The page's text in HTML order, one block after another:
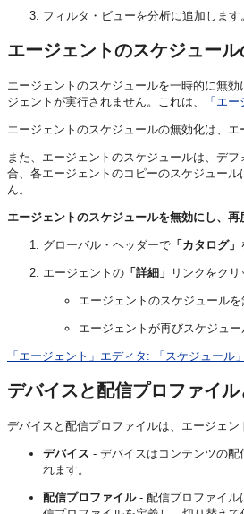
フィルタ・ビューを分析に追加します
エージェントのスケジュー
エージェントのスケジュールを一時的に無
ジェントが実行されません。これは、
「エ
エージェントのスケジュールの無効化は、
また、エージェントのスケジュールは、デ
合、各エージェントのコピーのスケジュー
ん。
エージェントのスケジュールを無効にし、再
グローバル・ヘッダーで 「カタログ」
エージェントの 「詳細」 リンクをク
エージェントのスケジュールを
エージェントが再びスケジュ
「エージェント」エディタ: 「スケジュール
デバイスと配信プロファイル
デバイスと配信プロファイルは、エージェ
デバイス - デバイスはコンテンツの
れます。
配信プロファイル- 配信プロファイル